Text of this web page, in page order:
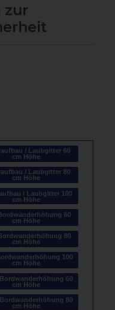
zur
/ Laubgitter 60
cm Höhe
/ Laubgitter 80
cm Höhe
/ Laubgitter 100
cm Höhe
60
cm Höhe
80
cm Höhe
100
cm Höhe
60
cm Höhe
80
cm Höhe